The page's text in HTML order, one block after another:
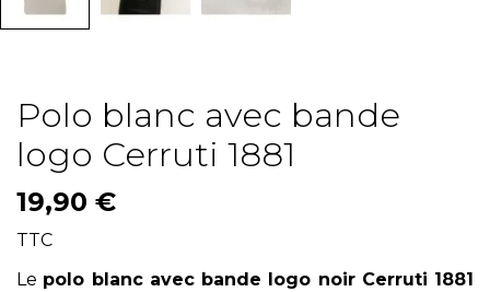
Polo blanc avec bande
logo Cerruti 1881
19,90 €
TTC
Le polo blanc avec bande logo noir Cerruti 1881